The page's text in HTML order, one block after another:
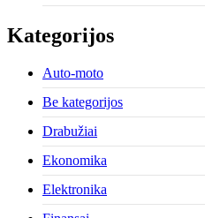
Kategorijos
Auto-moto
Be kategorijos
Drabužiai
Ekonomika
Elektronika